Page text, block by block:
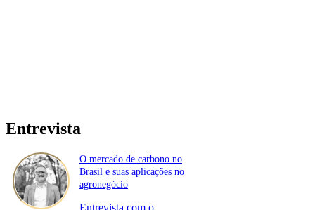
Entrevista
O mercado de carbono no
Brasil e suas aplicações no
agronegócio